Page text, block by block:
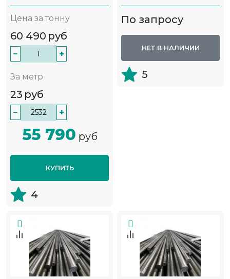
Цена за тонну
60 490 руб
− +
За метр
23 руб
− +
55 790 руб
КУПИТЬ
4
По запросу
НЕТ В НАЛИЧИИ
5